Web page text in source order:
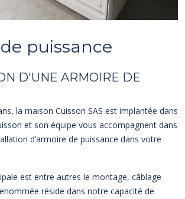
puissance
D'UNE ARMOIRE DE
la maison Cuisson SAS est implantée dans
et son équipe vous accompagnent dans
d’armoire de puissance dans votre
est entre autres le montage, câblage
réside dans notre capacité de